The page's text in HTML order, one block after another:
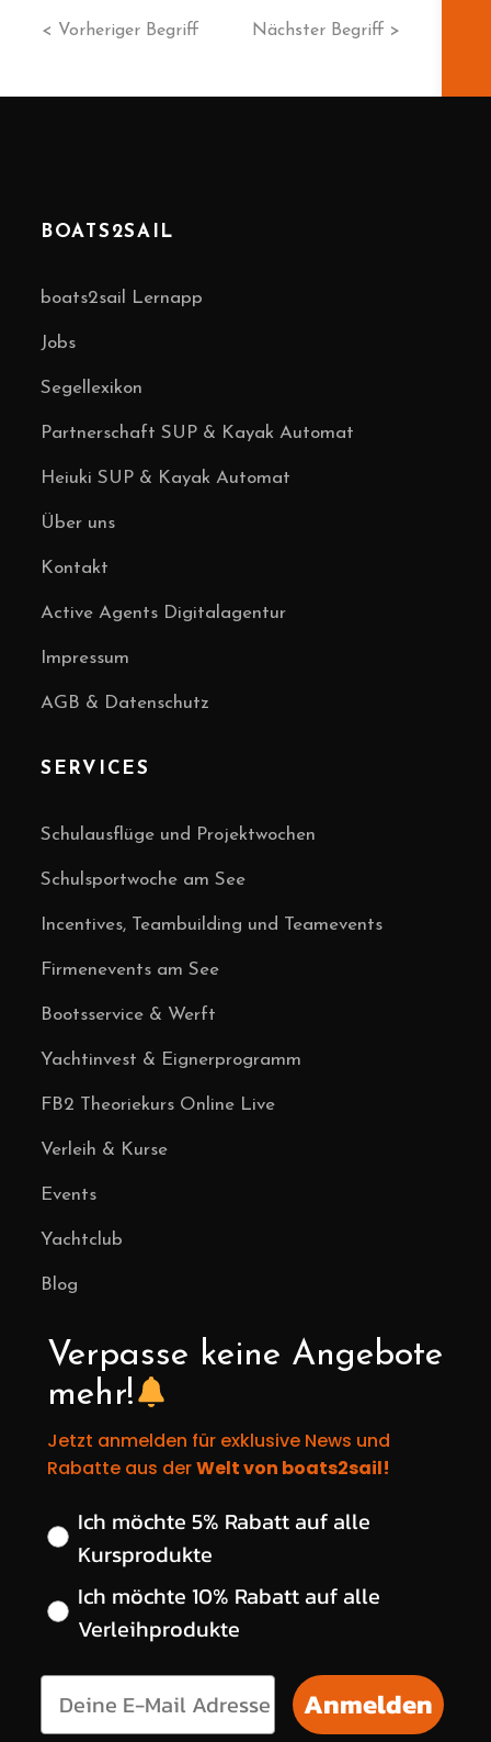
< Vorheriger Begriff Nächster Begriff >
BOATS2SAIL
boats2sail Lernapp
Jobs
Segellexikon
Partnerschaft SUP & Kayak Automat
Heiuki SUP & Kayak Automat
Über uns
Kontakt
Active Agents Digitalagentur
Impressum
AGB & Datenschutz
SERVICES
Schulausflüge und Projektwochen
Schulsportwoche am See
Incentives, Teambuilding und Teamevents
Firmenevents am See
Bootsservice & Werft
Yachtinvest & Eignerprogramm
FB2 Theoriekurs Online Live
Verleih & Kurse
Events
Yachtclub
Blog
Verpasse keine Angebote
mehr!
Jetzt anmelden für exklusive News und
Rabatte aus derWelt von boats2sail!
Wähle deinen gewünschten Rabatt
Ich möchte 5% Rabatt auf alle
Kursprodukte
Ich möchte 10% Rabatt auf alle
Verleihprodukte
Anmelden